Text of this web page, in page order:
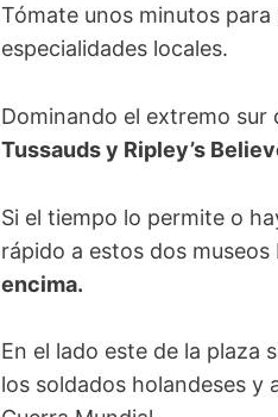
Tómate unos minutos
especialidades locales.
Dominando el extremo sur
Tussauds y Ripley’s
Si el tiempo lo permite o
rápido a estos dos
encima.
En el lado este de la plaza
los soldados holandeses y